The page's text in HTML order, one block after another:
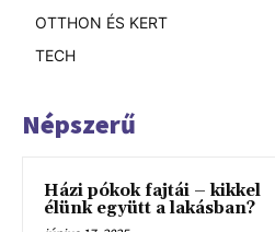
OTTHON ÉS KERT
TECH
Népszerű
Házi pókok fajtái – kikkel
élünk együtt a lakásban?